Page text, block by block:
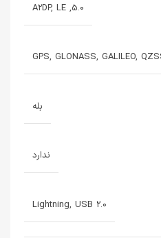
5.0, A2DP, LE
GPS, GLONASS, GALILEO,
بله
ندارد
Lightning, USB 2.0